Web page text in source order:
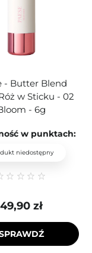
- Butter Blend
w Sticku - 02
- 6g
w punktach:
niedostępny
49,90 zł